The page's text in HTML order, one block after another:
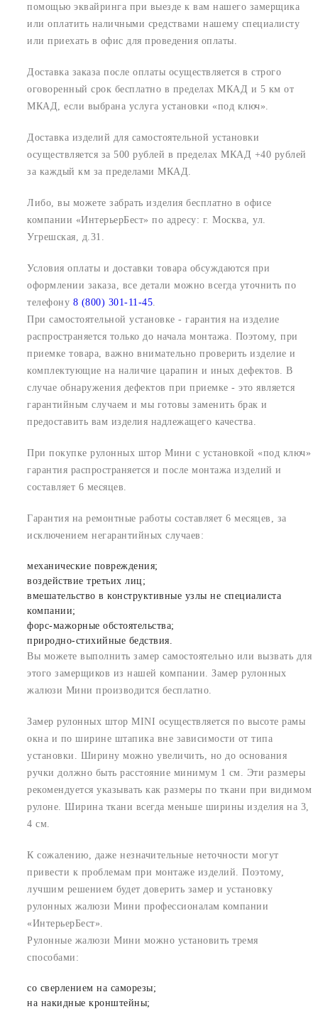
помощью эквайринга при выезде к вам нашего замерщика
или оплатить наличными средствами нашему специалисту
или приехать в офис для проведения оплаты.
Доставка заказа после оплаты осуществляется в строго
оговоренный срок бесплатно в пределах МКАД и 5 км от
МКАД, если выбрана услуга установки «под ключ».
Доставка изделий для самостоятельной установки
осуществляется за 500 рублей в пределах МКАД +40 рублей
за каждый км за пределами МКАД.
Либо, вы можете забрать изделия бесплатно в офисе
компании «ИнтерьерБест» по адресу: г. Москва, ул.
Угрешская, д.31.
Условия оплаты и доставки товара обсуждаются при
оформлении заказа, все детали можно всегда уточнить по
телефону 8 (800) 301-11-45
При самостоятельной установке - гарантия на изделие
распространяется только до начала монтажа. Поэтому, при
приемке товара, важно внимательно проверить изделие и
комплектующие на наличие царапин и иных дефектов. В
случае обнаружения дефектов при приемке - это является
гарантийным случаем и мы готовы заменить брак и
предоставить вам изделия надлежащего качества.
При покупке рулонных штор Мини с установкой «под ключ»
гарантия распространяется и после монтажа изделий и
составляет 6 месяцев.
Гарантия на ремонтные работы составляет 6 месяцев, за
исключением негарантийных случаев:
механические повреждения;
воздействие третьих лиц;
вмешательство в конструктивные узлы не специалиста
компании;
форс-мажорные обстоятельства;
природно-стихийные бедствия.
Вы можете выполнить замер самостоятельно или вызвать для
этого замерщиков из нашей компании. Замер рулонных
жалюзи Мини производится бесплатно.
Замер рулонных штор MINI осуществляется по высоте рамы
окна и по ширине штапика вне зависимости от типа
установки. Ширину можно увеличить, но до основания
ручки должно быть расстояние минимум 1 см. Эти размеры
рекомендуется указывать как размеры по ткани при видимом
рулоне. Ширина ткани всегда меньше ширины изделия на 3,
4 см.
К сожалению, даже незначительные неточности могут
привести к проблемам при монтаже изделий. Поэтому,
лучшим решением будет доверить замер и установку
рулонных жалюзи Мини профессионалам компании
«ИнтерьерБест».
Рулонные жалюзи Мини можно установить тремя
способами:
со сверлением на саморезы;
на накидные кронштейны;